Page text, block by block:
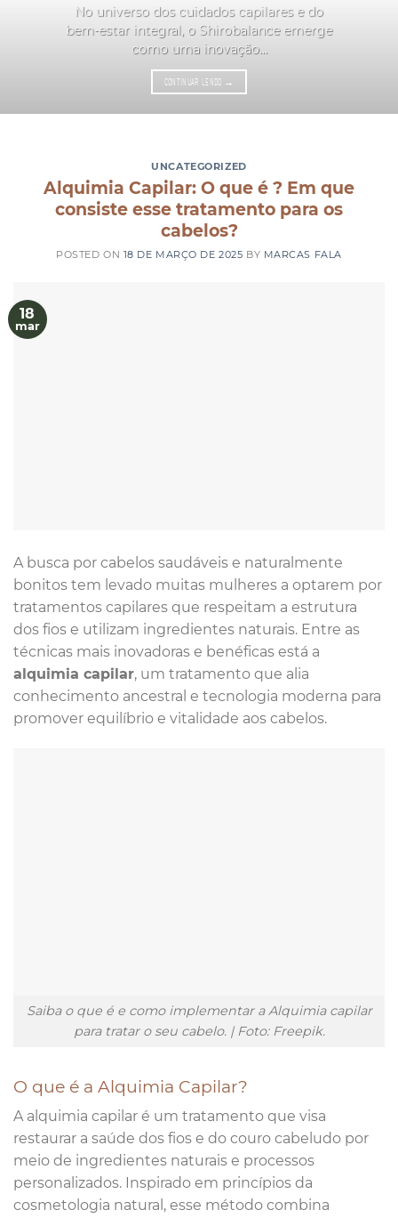
No universo dos cuidados capilares e do
bem-estar integral, o Shirobalance emerge
como uma inovação...
CONTINUAR LENDO →
UNCATEGORIZED
Alquimia Capilar: O que é ? Em que
consiste esse tratamento para os
cabelos?
POSTED ON 18 DE MARÇO DE 2025 BY MARCAS FALA
18
mar
A busca por cabelos saudáveis e naturalmente
bonitos tem levado muitas mulheres a optarem por
tratamentos capilares que respeitam a estrutura
dos fios e utilizam ingredientes naturais. Entre as
técnicas mais inovadoras e benéficas está a
alquimia capilar, um tratamento que alia
conhecimento ancestral e tecnologia moderna para
promover equilíbrio e vitalidade aos cabelos.
Saiba o que é e como implementar a Alquimia capilar
para tratar o seu cabelo. | Foto: Freepik.
O que é a Alquimia Capilar?
A alquimia capilar é um tratamento que visa
restaurar a saúde dos fios e do couro cabeludo por
meio de ingredientes naturais e processos
personalizados. Inspirado em princípios da
cosmetologia natural, esse método combina